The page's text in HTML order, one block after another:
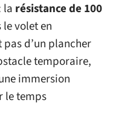
la résistance de 100
volet en
pas d’un plancher
temporaire,
immersion
le temps